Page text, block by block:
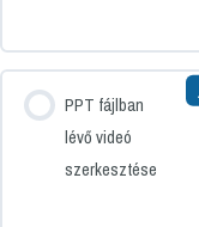
PPT fájlban
lévő videó
szerkesztése